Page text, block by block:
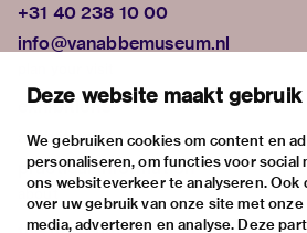
Deze website maakt
We gebruiken cookies om content en
personaliseren, om functies voor social
ons websiteverkeer te analyseren. Ook
over uw gebruik van onze site met
media, adverteren en analyse. Deze
+31 40 238 10 00
info@vanabbemuseum.nl
exhibitions
activities
practical information
about